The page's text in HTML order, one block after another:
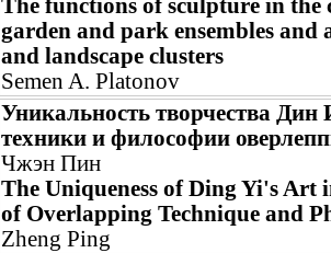
The functions of sculpture in the
garden and park ensembles and
and landscape clusters
Semen A. Platonov
Уникальность творчества Дин
техники и философии
Чжэн Пин
The Uniqueness of Ding Yi's Art
of Overlapping Technique and
Zheng Ping